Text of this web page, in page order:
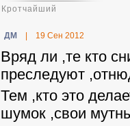
Кротчайший
ДМ 19 Сен 2012
Вряд ли ,те кто
преследуют
Тем ,кто это
шумок ,свои